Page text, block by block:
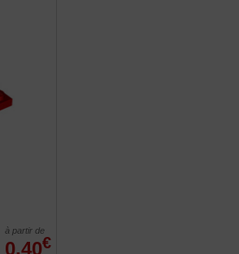
0,40€
à partir de